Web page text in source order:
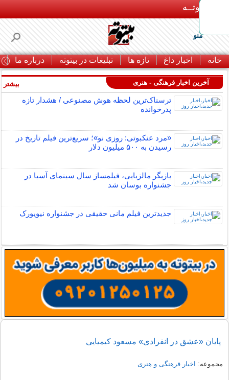
بـیتوتــه
منو
خانه اخبار داغ تازه ها تبلیغات در بیتوته درباره ما
آخرین اخبار فرهنگی - هنری
ترسناک‌ترین لحظه هوش مصنوعی / هشدار تازه
پدرخوانده
«مرد عنکبوتی: روزی نو»؛ سریع‌ترین فیلم تاریخ در
رسیدن به ۵۰۰ میلیون دلار
بازیگر مالزیایی، فیلمساز سال سینمای آسیا در
جشنواره بوسان شد
جدیدترین فیلم مانی حقیقی در جشنواره نیویورک
بیشتر
پایان «عشق در انفرادی» مسعود کیمیایی
مجموعه: اخبار فرهنگی و هنری